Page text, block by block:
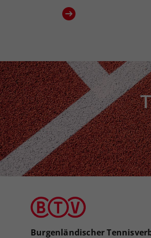
Burgenländischer